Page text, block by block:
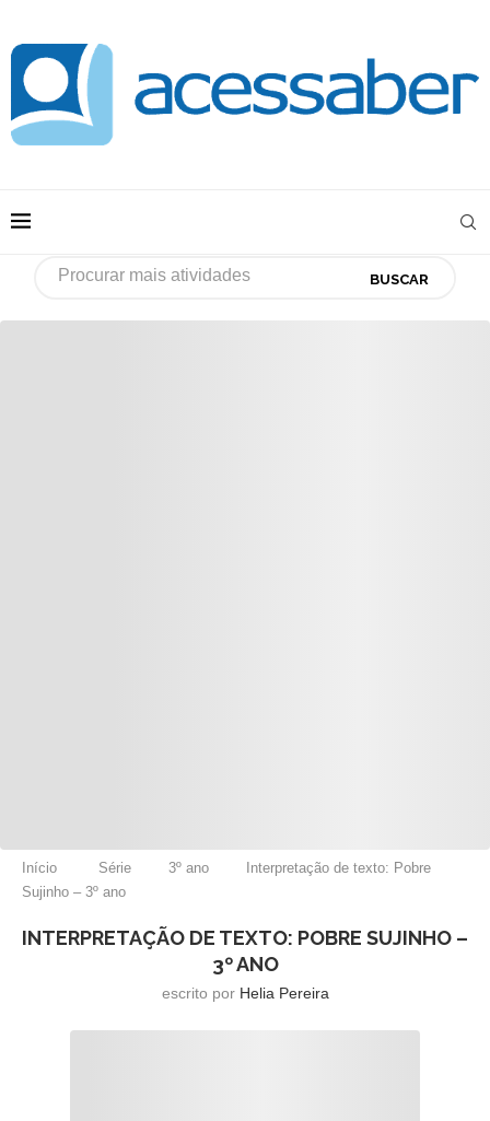
BUSCAR
Início Série 3º ano
Interpretação de texto: Pobre
Sujinho – 3º ano
INTERPRETAÇÃO DE TEXTO: POBRE SUJINHO –
3º ANO
escrito por Helia Pereira